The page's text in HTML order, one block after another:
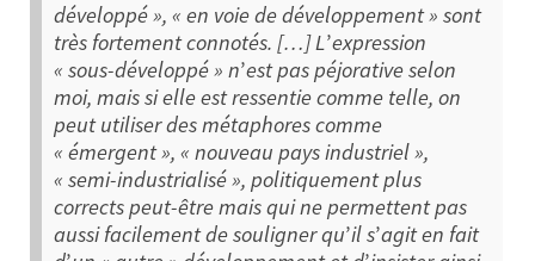
développé », « en voie de développement » sont
très fortement connotés. […] L’expression
« sous-développé » n’est pas péjorative selon
moi, mais si elle est ressentie comme telle, on
peut utiliser des métaphores comme
« émergent », « nouveau pays industriel »,
« semi-industrialisé », politiquement plus
corrects peut-être mais qui ne permettent pas
aussi facilement de souligner qu’il s’agit en fait